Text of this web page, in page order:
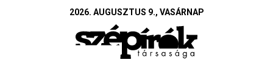
2026. AUGUSZTUS 9., VASÁRNAP